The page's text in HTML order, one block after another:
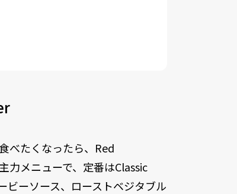
べたくなったら、Red
力メニューで、定番はClassic
ビーソース、ローストベジタブル